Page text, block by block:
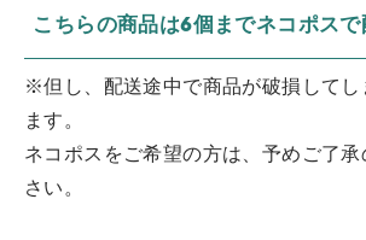
こちらの商品は6個までネコポスで
※但し、配送途中で商品が破損してし
ます。
ネコポスをご希望の方は、予めご了
さい。